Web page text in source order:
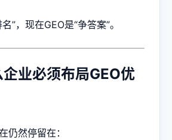
”，现在GEO是“争答案”。
业必须布局GEO优
仍然停留在：